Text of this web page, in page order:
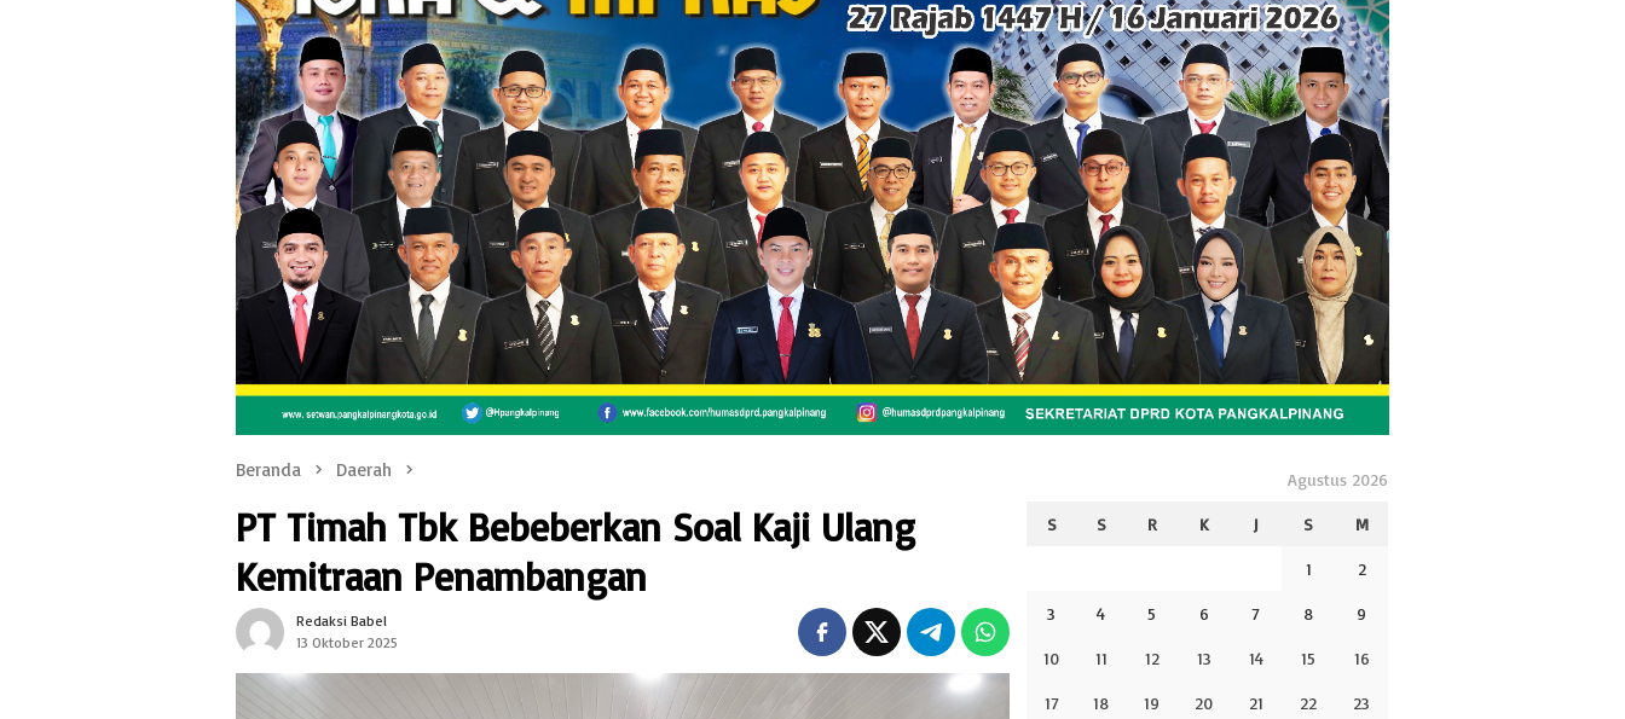
Beranda Daerah
PT Timah Tbk Bebeberkan Soal Kaji Ulang
Kemitraan Penambangan
Redaksi Babel
13 Oktober 2025
Agustus 2026
S S R K J S M
1 2
3 4 5 6 7 8 9
10 11 12 13 14 15 16
17 18 19 20 21 22 23